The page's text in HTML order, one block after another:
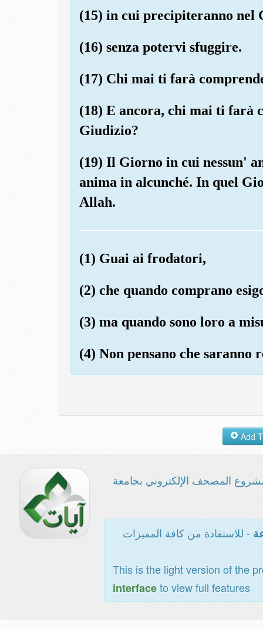
(15) in cui precipiteranno nel
(16) senza potervi sfuggire.
(17) Chi mai ti farà
(18) E ancora, chi mai ti farà
Giudizio?
(19) Il Giorno in cui nessun'
anima in alcunché. In quel
Allah.
(1) Guai ai frodatori,
(2) che quando comprano
(3) ma quando sono loro a
(4) Non pensano che saranno
المصحف الإلكتروني بجامعة
- للاستفادة من كافة المميزات
This is the light version of the
interfaceto view full features